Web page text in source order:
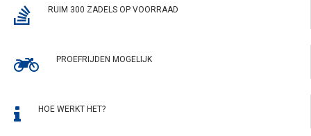
RUIM 300 ZADELS OP VOORRAAD
PROEFRIJDEN MOGELIJK
HOE WERKT HET?